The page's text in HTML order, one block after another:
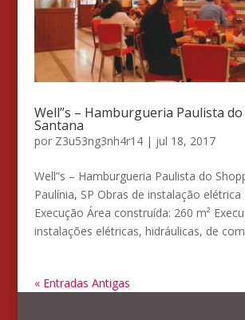
Well”s – Hamburgueria Paulista
Santana
por Z3u53ng3nh4r14| jul 18, 2017
Well”s – Hamburgueria Paulista do
Paulínia, SP Obras de instalação elétrica
Execução Área construída: 260 m²
instalações elétricas, hidráulicas, de
« Entradas Antigas